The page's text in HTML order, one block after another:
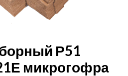
Р51
микрогофра